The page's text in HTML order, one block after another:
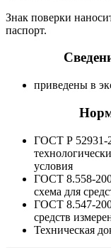
Знак поверки
паспорт.
приведены в
ГОСТ Р 52931-
условия
ГОСТ 8.558-
схема для
ГОСТ 8.547-
средств
Техническая